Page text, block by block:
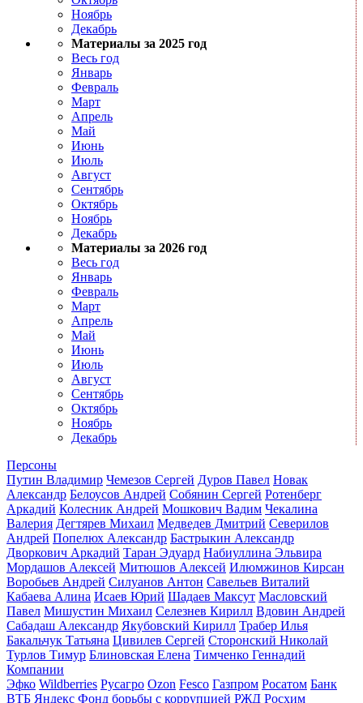
Ноябрь
Декабрь
Материалы за 2025 год
Весь год
Январь
Февраль
Март
Апрель
Май
Июнь
Июль
Август
Сентябрь
Октябрь
Ноябрь
Декабрь
Материалы за 2026 год
Весь год
Январь
Февраль
Март
Апрель
Май
Июнь
Июль
Август
Сентябрь
Октябрь
Ноябрь
Декабрь
Персоны
Путин Владимир Чемезов Сергей Дуров Павел Новак
Александр Белоусов Андрей Собянин Сергей Ротенберг
Аркадий Колесник Андрей Мошкович Вадим Чекалина
Валерия Дегтярев Михаил Медведев Дмитрий Северилов
Андрей Попелюх Александр Бастрыкин Александр
Дворкович Аркадий Таран Эдуард Набиуллина Эльвира
Мордашов Алексей Митюшов Алексей Илюмжинов Кирсан
Воробьев Андрей Силуанов Антон Савельев Виталий
Кабаева Алина Исаев Юрий Шадаев Максут Масловский
Павел Мишустин Михаил Селезнев Кирилл Вдовин Андрей
Сабадаш Александр Якубовский Кирилл Трабер Илья
Бакальчук Татьяна Цивилев Сергей Сторонский Николай
Турлов Тимур Блиновская Елена Тимченко Геннадий
Компании
Эфко Wildberries Русагро Ozon Fesco Газпром Росатом Банк
ВТБ Яндекс Фонд борьбы с коррупцией РЖД Росхим